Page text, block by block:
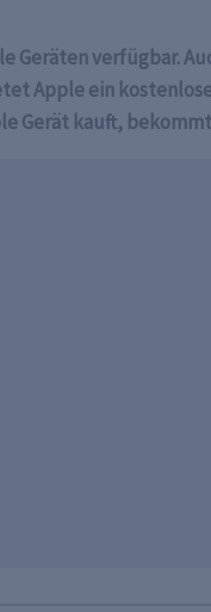
verfügbar.
Apple ein
Gerät kauft,